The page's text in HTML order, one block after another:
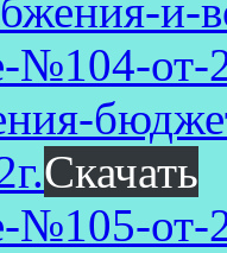
и-
№104-от-
Скачать
№105-от-